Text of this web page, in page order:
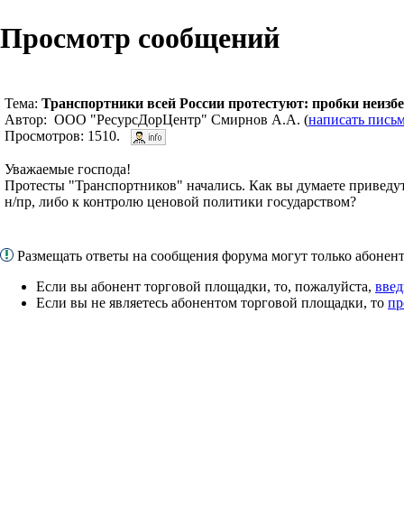
Просмотр сообщений
Тема: Транспортники всей России протестуют: пробки
Автор: ООО "РесурсДорЦентр" Смирнов А.А. (написать
Просмотров: 1510.
Уважаемые господа!
Протесты "Транспортников" начались. Как вы думаете
н/пр, либо к контролю ценовой политики государством?
Размещать ответы на сообщения форума могут только
Если вы абонент торговой площадки, то, пожалуйста,
Если вы не являетесь абонентом торговой площадки, то